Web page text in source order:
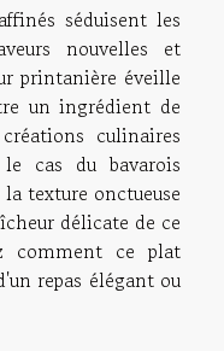
séduisent les
nouvelles et
printanière éveille
un ingrédient de
culinaires
cas du bavarois
texture onctueuse
délicate de ce
comment ce plat
repas élégant ou